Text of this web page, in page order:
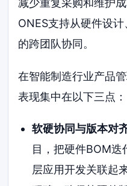
减少重复采购和维护
ONES支持从硬件设
的跨团队协同。
在智能制造行业产品
表现集中在以下三点：
软硬协同与版本对
目，把硬件BOM迭
层应用开发关联起